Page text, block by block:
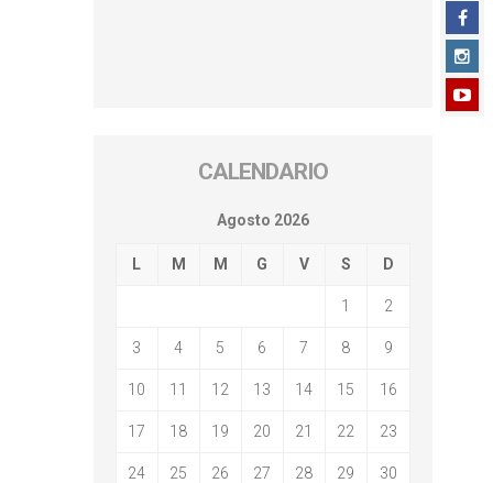
CALENDARIO
Agosto 2026
L M M G V S D
1 2
3 4 5 6 7 8 9
10 11 12 13 14 15 16
17 18 19 20 21 22 23
24 25 26 27 28 29 30